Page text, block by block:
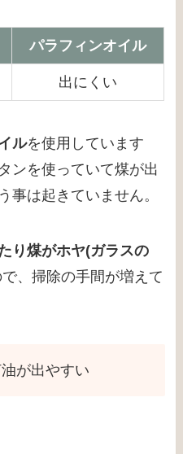
パラフィンオイル
出にくい
ルを使用しています
ンを使っていて煤が出
事は起きていません。
り煤がホヤ(ガラスの
、掃除の手間が増えて
が出やすい